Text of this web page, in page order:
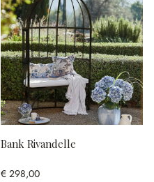
Bank Rivandelle
€ 298,00